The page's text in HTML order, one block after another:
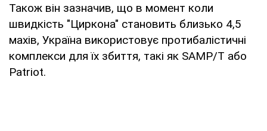
Також він зазначив, що в момент коли
швидкість "Циркона" становить близько 4,5
махів, Україна використовує протибалістичні
комплекси для їх збиття, такі як SAMP/T або
Patriot.